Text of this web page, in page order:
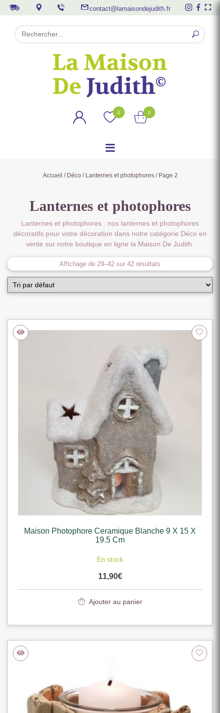
contact@lamaisondejudith.fr
0 0
Accueil / Déco/ Lanternes et photophores/ Page 2
Lanternes et photophores
Lanternes et photophores : nos lanternes et photophores
décoratifs pour votre décoration dans notre catégorie Déco en
vente sur notre boutique en ligne la Maison De Judith.
Affichage de 29–42 sur 42 résultats
Maison Photophore Ceramique Blanche 9 X 15 X
19.5 Cm
En stock
11,90€
Ajouter au panier